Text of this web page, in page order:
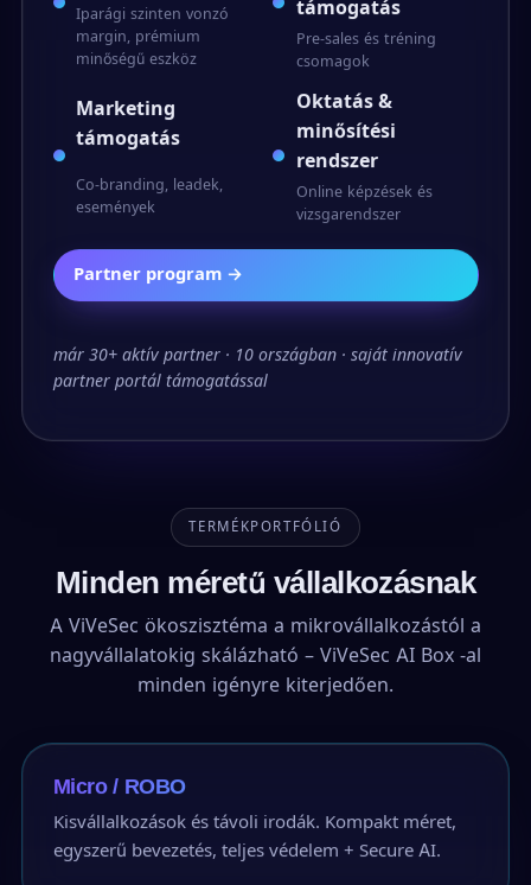
Iparági szinten vonzó
margin, prémium
minőségű eszköz
támogatás
Pre-sales és tréning
csomagok
Marketing
támogatás
Co-branding, leadek,
események
Oktatás &
minősítési
rendszer
Online képzések és
vizsgarendszer
Partner program →
már 30+ aktív partner · 10 országban · saját innovatív
partner portál támogatással
TERMÉKPORTFÓLIÓ
Minden méretű vállalkozásnak
A ViVeSec ökoszisztéma a mikrovállalkozástól a
nagyvállalatokig skálázható – ViVeSec AI Box -al
minden igényre kiterjedően.
Micro / ROBO
Kisvállalkozások és távoli irodák. Kompakt méret,
egyszerű bevezetés, teljes védelem + Secure AI.